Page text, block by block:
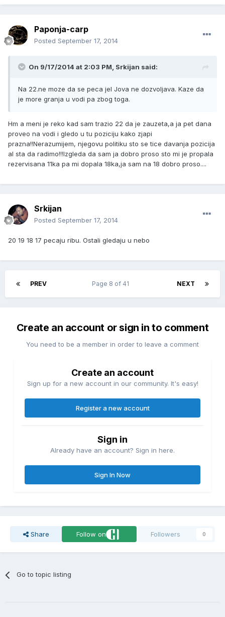
Paponja-carp
Posted September 17, 2014
On 9/17/2014 at 2:03 PM, Srkijan said:
Na 22.ne moze da se peca jel Jova ne dozvoljava. Kaze da
je more granja u vodi pa zbog toga.
Hm a meni je reko kad sam trazio 22 da je zauzeta,a ja pet dana
proveo na vodi i gledo u tu poziciju kako zjapi
prazna!!Nerazumijem, njegovu politiku sto se tice davanja pozicija
al sta da radimo!!!Izgleda da sam ja dobro proso sto mi je propala
rezervisana 11ka pa mi dopala 18ka,ja sam na 18 dobro proso....
Srkijan
Posted September 17, 2014
20 19 18 17 pecaju ribu. Ostali gledaju u nebo
PREV NEXT
Page 8 of 41
Create an account or sign in to comment
You need to be a member in order to leave a comment
Create an account
Sign up for a new account in our community. It's easy!
Register a new account
Sign in
Already have an account? Sign in here.
Sign In Now
Share Follow on Followers 0
Go to topic listing